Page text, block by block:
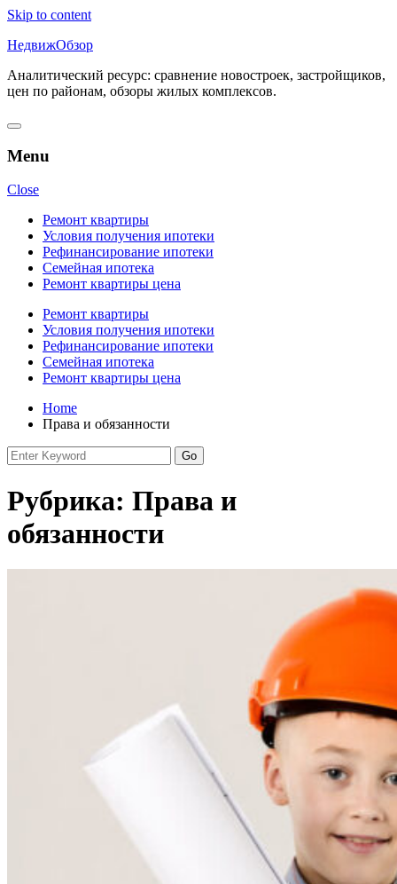
Skip to content
НедвижОбзор
Аналитический ресурс: сравнение новостроек, застройщиков,
цен по районам, обзоры жилых комплексов.
Menu
Close
Ремонт квартиры
Условия получения ипотеки
Рефинансирование ипотеки
Семейная ипотека
Ремонт квартиры цена
Ремонт квартиры
Условия получения ипотеки
Рефинансирование ипотеки
Семейная ипотека
Ремонт квартиры цена
Home
Права и обязанности
Рубрика: Права и
обязанности